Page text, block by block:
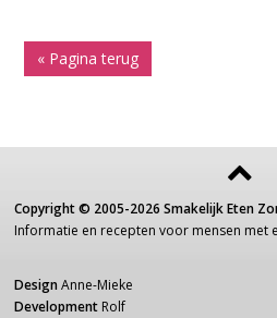
« Pagina terug
Copyright © 2005-2026 Smakelijk Eten
Informatie en recepten voor mensen met
Design Anne-Mieke
Development Rolf